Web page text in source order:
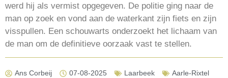
werd hij als vermist opgegeven. De politie ging naar de
man op zoek en vond aan de waterkant zijn fiets en zijn
visspullen. Een schouwarts onderzoekt het lichaam van
de man om de definitieve oorzaak vast te stellen.
Ans Corbeij 07-08-2025 Laarbeek Aarle-Rixtel